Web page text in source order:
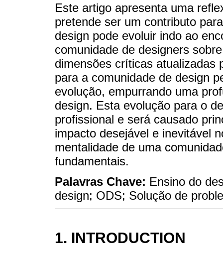
Este artigo apresenta uma
pretende ser um contributo
design pode evoluir indo ao
comunidade de designers
dimensões críticas atualizadas
para a comunidade de design
evolução, empurrando uma
design. Esta evolução para o
profissional e será causado
impacto desejável e inevitável
mentalidade de uma
fundamentais.
Palavras Chave: Ensino do
design; ODS; Solução de
1. INTRODUCTION